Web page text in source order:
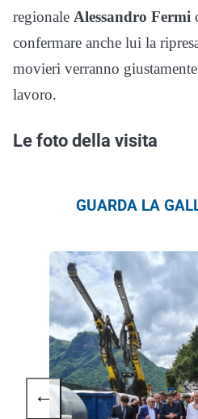
regionale Alessandro Fermi
confermare anche lui la
movieri verranno
lavoro.
Le foto della visita
GUARDA LA
←